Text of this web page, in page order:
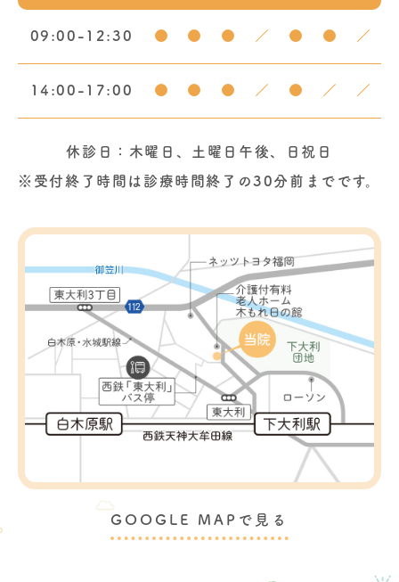
09:00-12:30 ● ● ● ／ ● ● ／
14:00-17:00 ● ● ● ／ ● ／ ／
休診日：木曜日、土曜日午後、日祝日
※受付終了時間は診療時間終了の30分前までです。
GOOGLE MAPで見る